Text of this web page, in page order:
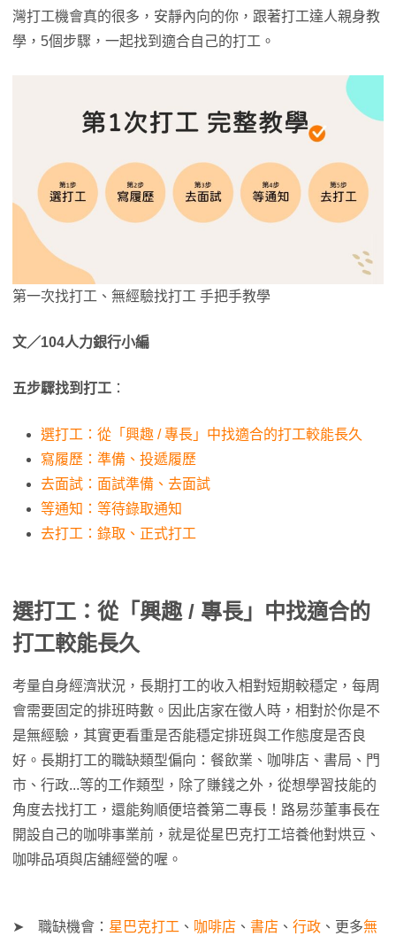
灣打工機會真的很多，安靜內向的你，跟著打工達人親身教
學，5個步驟，一起找到適合自己的打工。
第一次找打工、無經驗找打工 手把手教學
文／104人力銀行小編
五步驟找到打工 ：
選打工：從「興趣 / 專長」中找適合的打工較能長久
寫履歷：準備、投遞履歷
去面試：面試準備、去面試
等通知：等待錄取通知
去打工：錄取、正式打工
選打工：從 「興趣 / 專長」 中找適合的
打工較能長久
考量自身經濟狀況，長期打工的收入相對短期較穩定，每周
會需要固定的排班時數。因此店家在徵人時，相對於你是不
是無經驗，其實更看重是否能穩定排班與工作態度是否良
好。長期打工的職缺類型偏向：餐飲業、咖啡店、書局、門
市、行政...等的工作類型，除了賺錢之外，從想學習技能的
角度去找打工，還能夠順便培養第二專長！路易莎董事長在
開設自己的咖啡事業前，就是從星巴克打工培養他對烘豆、
咖啡品項與店舖經營的喔。
➤ 職缺機會： 星巴克打工 、 咖啡店 、 書店 、 行政 、更多無